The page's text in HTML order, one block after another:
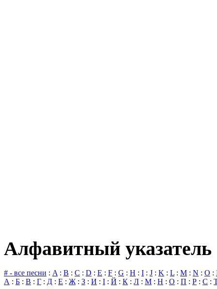
Алфавитный указатель
# - все песни : A: B : C : D : E : F : G : H : I : J : K : L : M : N : O :
А : Б : В : Г : Д : Е : Ж: З : И : І : Й : К : Л : М : Н : О : П : Р : С :